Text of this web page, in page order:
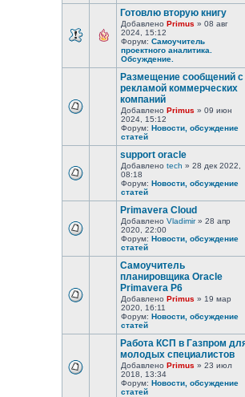
Готовлю вторую книгу
Добавлено Primus » 08 авг
2024, 15:12
Форум: Самоучитель
проектного аналитика.
Обсуждение.
Размещение сообщений с
рекламой коммерческих
компаний
Добавлено Primus » 09 июн
2024, 15:12
Форум: Новости, обсуждение
статей
support oracle
Добавлено tech » 28 дек 2022,
08:18
Форум: Новости, обсуждение
статей
Primavera Cloud
Добавлено Vladimir» 28 апр
2020, 22:00
Форум: Новости, обсуждение
статей
Самоучитель
планировщика Oracle
Primavera P6
Добавлено Primus » 19 мар
2020, 16:11
Форум: Новости, обсуждение
статей
Работа КСП в Газпром
молодых специалистов
Добавлено Primus » 23 июл
2018, 13:34
Форум: Новости, обсуждение
статей